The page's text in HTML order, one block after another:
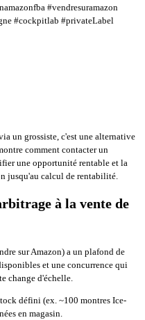
#vendresuramazon
#cockpitlab #privateLabel
un grossiste, c'est une alternative
comment contacter un
une opportunité rentable et la
jusqu'au calcul de rentabilité.
à la vente de
sur Amazon) a un plafond de
et une concurrence qui
change d'échelle.
défini (ex. ~100 montres Ice-
en magasin.